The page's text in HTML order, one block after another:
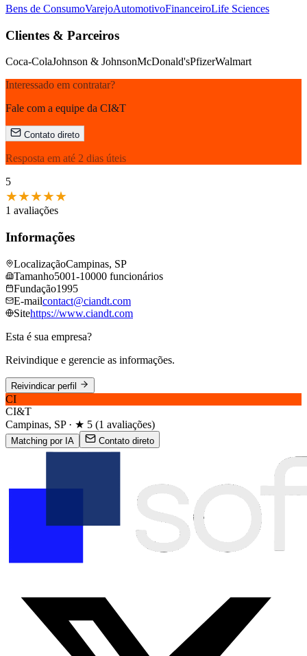
Bens de ConsumoVarejoAutomotivoFinanceiroLife Sciences
Clientes & Parceiros
Coca-ColaJohnson & JohnsonMcDonald'sPfizerWalmart
Interessado em contratar?
Fale com a equipe da CI&T
Contato direto
Resposta em até 2 dias úteis
5
★★★★★
1 avaliações
Informações
LocalizaçãoCampinas, SP
Tamanho5001-10000 funcionários
Fundação1995
E-mailcontact@​ciandt.​com
Sitehttps://www.​ciandt.​com
Esta é sua empresa?
Reivindique e gerencie as informações.
Reivindicar perfil
CI
CI&T
Campinas, SP · ★ 5 (1 avaliações)
Matching por IA Contato direto